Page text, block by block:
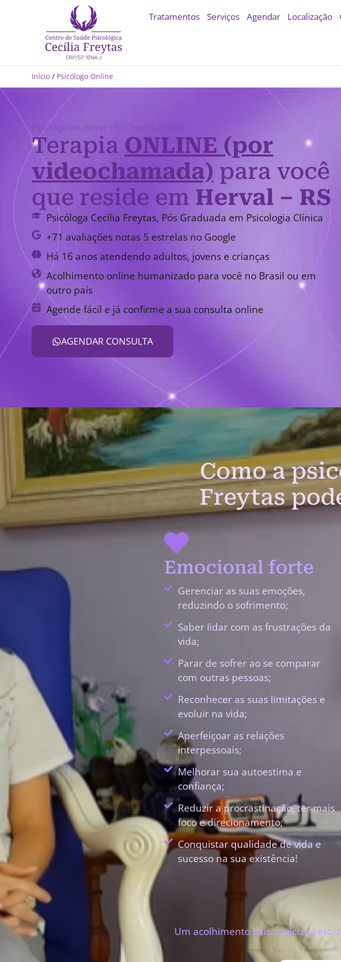
Tratamentos Serviços Agendar Localização
Início / Psicólogo Online
Psicólogo em Herval – RS (Terapia Online)
Terapia ONLINE (por
videochamada) para você
que reside em Herval – RS
Psicóloga Cecília Freytas, Pós Graduada em Psicologia Clínica
+71 avaliações notas 5 estrelas no Google
Há 16 anos atendendo adultos, jovens e crianças
Acolhimento online humanizado para você no Brasil ou em
outro país
Agende fácil e já confirme a sua consulta online
AGENDAR CONSULTA
Como a
Freytas
Emocional forte
Gerenciar as suas emoções,
reduzindo o sofrimento;
Saber lidar com as frustrações da
vida;
Parar de sofrer ao se comparar
com outras pessoas;
Reconhecer as suas limitações e
evoluir na vida;
Aperfeiçoar as relações
interpessoais;
Melhorar sua autoestima e
confiança;
Reduzir a procrastinação, ter mais
foco e direcionamento;
Conquistar qualidade de vida e
sucesso na sua existência!
Um acolhimento psicológico direto